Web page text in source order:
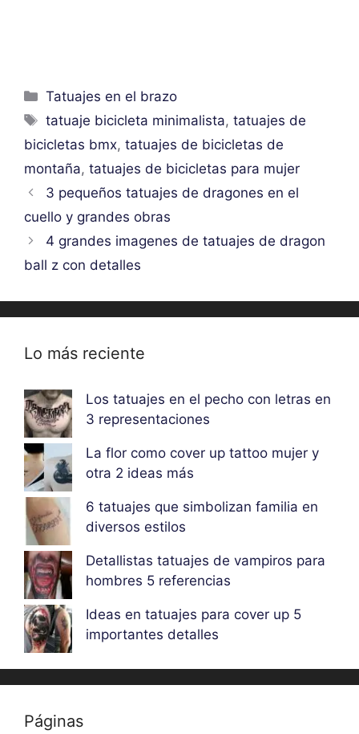
Categorías
Tatuajes en el brazo
Etiquetas
tatuaje bicicleta minimalista,tatuajes de
bicicletas bmx, tatuajes de bicicletas de
montaña, tatuajes de bicicletas para mujer
3 pequeños tatuajes de dragones en el
cuello y grandes obras
4 grandes imagenes de tatuajes de dragon
ball z con detalles
Lo más reciente
Los tatuajes en el pecho con letras en
3 representaciones
La flor como cover up tattoo mujer y
otra 2 ideas más
6 tatuajes que simbolizan familia en
diversos estilos
Detallistas tatuajes de vampiros para
hombres 5 referencias
Ideas en tatuajes para cover up 5
importantes detalles
Páginas